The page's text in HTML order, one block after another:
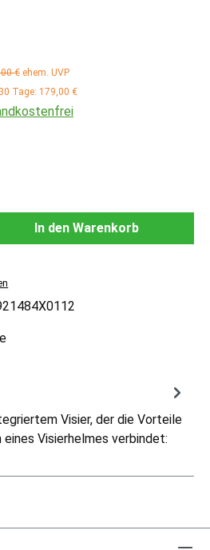
Preis:
€ ehem. UVP
Tage: 179,00 €
den gewünschten
In den Warenkorb
Visier, der die Vorteile
Visierhelmes verbindet: